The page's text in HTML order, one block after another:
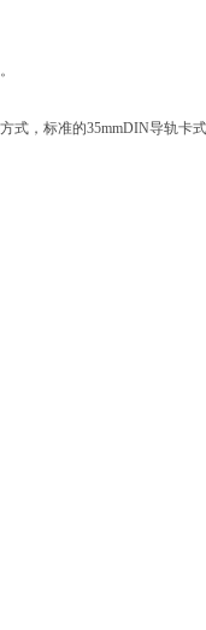
，标准的35mmDIN导轨卡